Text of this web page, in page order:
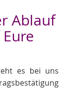
Ablauf
es bei uns